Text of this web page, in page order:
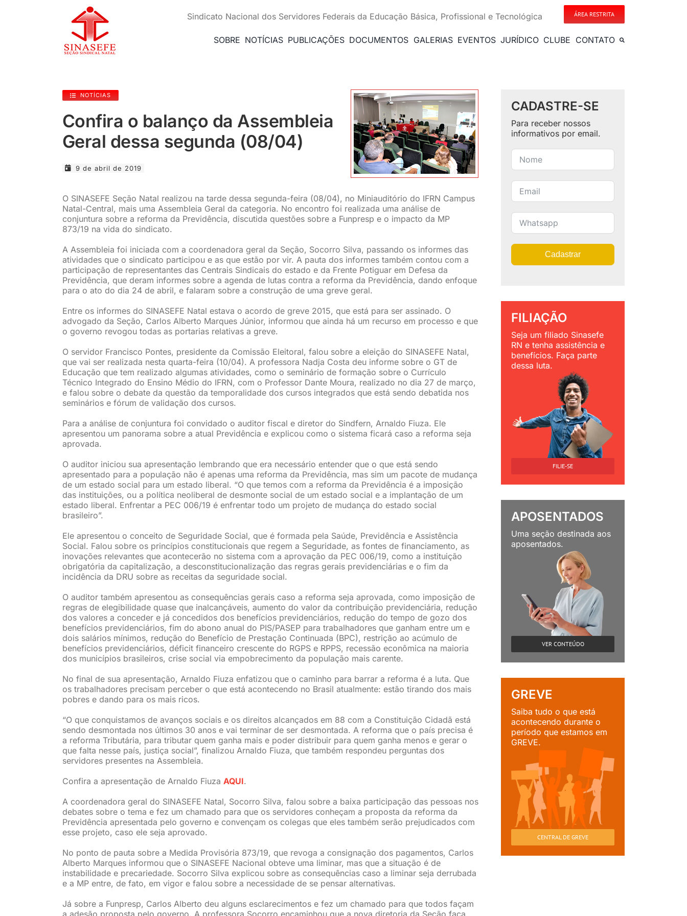
Sindicato Nacional dos Servidores Federais da Educação Básica, Profissional e Tecnológica ÁREA RESTRITA
SOBRE NOTÍCIAS PUBLICAÇÕES DOCUMENTOS GALERIAS EVENTOS JURÍDICO CLUBE CONTATO
NOTÍCIAS
Confira o balanço da Assembleia
Geral dessa segunda (08/04)
9 de abril de 2019
O SINASEFE Seção Natal realizou na tarde dessa segunda-feira (08/04), no Miniauditório do IFRN Campus
Natal-Central, mais uma Assembleia Geral da categoria. No encontro foi realizada uma análise de
conjuntura sobre a reforma da Previdência, discutida questões sobre a Funpresp e o impacto da MP
873/19 na vida do sindicato.
A Assembleia foi iniciada com a coordenadora geral da Seção, Socorro Silva, passando os informes das
atividades que o sindicato participou e as que estão por vir. A pauta dos informes também contou com a
participação de representantes das Centrais Sindicais do estado e da Frente Potiguar em Defesa da
Previdência, que deram informes sobre a agenda de lutas contra a reforma da Previdência, dando enfoque
para o ato do dia 24 de abril, e falaram sobre a construção de uma greve geral.
Entre os informes do SINASEFE Natal estava o acordo de greve 2015, que está para ser assinado. O
advogado da Seção, Carlos Alberto Marques Júnior, informou que ainda há um recurso em processo e que
o governo revogou todas as portarias relativas a greve.
O servidor Francisco Pontes, presidente da Comissão Eleitoral, falou sobre a eleição do SINASEFE Natal,
que vai ser realizada nesta quarta-feira (10/04). A professora Nadja Costa deu informe sobre o GT de
Educação que tem realizado algumas atividades, como o seminário de formação sobre o Currículo
Técnico Integrado do Ensino Médio do IFRN, com o Professor Dante Moura, realizado no dia 27 de março,
e falou sobre o debate da questão da temporalidade dos cursos integrados que está sendo debatida nos
seminários e fórum de validação dos cursos.
Para a análise de conjuntura foi convidado o auditor fiscal e diretor do Sindfern, Arnaldo Fiuza. Ele
apresentou um panorama sobre a atual Previdência e explicou como o sistema ficará caso a reforma seja
aprovada.
O auditor iniciou sua apresentação lembrando que era necessário entender que o que está sendo
apresentado para a população não é apenas uma reforma da Previdência, mas sim um pacote de mudança
de um estado social para um estado liberal. “O que temos com a reforma da Previdência é a imposição
das instituições, ou a política neoliberal de desmonte social de um estado social e a implantação de um
estado liberal. Enfrentar a PEC 006/19 é enfrentar todo um projeto de mudança do estado social
brasileiro”.
Ele apresentou o conceito de Seguridade Social, que é formada pela Saúde, Previdência e Assistência
Social. Falou sobre os princípios constitucionais que regem a Seguridade, as fontes de financiamento, as
inovações relevantes que acontecerão no sistema com a aprovação da PEC 006/19, como a instituição
obrigatória da capitalização, a desconstitucionalização das regras gerais previdenciárias e o fim da
incidência da DRU sobre as receitas da seguridade social.
O auditor também apresentou as consequências gerais caso a reforma seja aprovada, como imposição de
regras de elegibilidade quase que inalcançáveis, aumento do valor da contribuição previdenciária, redução
dos valores a conceder e já concedidos dos benefícios previdenciários, redução do tempo de gozo dos
benefícios previdenciários, fim do abono anual do PIS/PASEP para trabalhadores que ganham entre um e
dois salários mínimos, redução do Benefício de Prestação Continuada (BPC), restrição ao acúmulo de
benefícios previdenciários, déficit financeiro crescente do RGPS e RPPS, recessão econômica na maioria
dos municípios brasileiros, crise social via empobrecimento da população mais carente.
No final de sua apresentação, Arnaldo Fiuza enfatizou que o caminho para barrar a reforma é a luta. Que
os trabalhadores precisam perceber o que está acontecendo no Brasil atualmente: estão tirando dos mais
pobres e dando para os mais ricos.
“O que conquistamos de avanços sociais e os direitos alcançados em 88 com a Constituição Cidadã está
sendo desmontada nos últimos 30 anos e vai terminar de ser desmontada. A reforma que o país precisa é
a reforma Tributária, para tributar quem ganha mais e poder distribuir para quem ganha menos e gerar o
que falta nesse país, justiça social”, finalizou Arnaldo Fiuza, que também respondeu perguntas dos
servidores presentes na Assembleia.
Confira a apresentação de Arnaldo Fiuza AQUI.
A coordenadora geral do SINASEFE Natal, Socorro Silva, falou sobre a baixa participação das pessoas nos
debates sobre o tema e fez um chamado para que os servidores conheçam a proposta da reforma da
Previdência apresentada pelo governo e convençam os colegas que eles também serão prejudicados com
esse projeto, caso ele seja aprovado.
No ponto de pauta sobre a Medida Provisória 873/19, que revoga a consignação dos pagamentos, Carlos
Alberto Marques informou que o SINASEFE Nacional obteve uma liminar, mas que a situação é de
instabilidade e precariedade. Socorro Silva explicou sobre as consequências caso a liminar seja derrubada
e a MP entre, de fato, em vigor e falou sobre a necessidade de se pensar alternativas.
Já sobre a Funpresp, Carlos Alberto deu alguns esclarecimentos e fez um chamado para que todos façam
a adesão proposta pelo governo. A professora Socorro encaminhou que a nova diretoria da Seção faça
CADASTRE-SE
Para receber nossos
informativos por email.
Cadastrar
FILIAÇÃO
Seja um filiado Sinasefe
RN e tenha assistência e
benefícios. Faça parte
dessa luta.
FILIE-SE
APOSENTADOS
Uma seção destinada aos
aposentados.
VER CONTEÚDO
GREVE
Saiba tudo o que está
acontecendo durante o
período que estamos em
GREVE.
CENTRAL DE GREVE